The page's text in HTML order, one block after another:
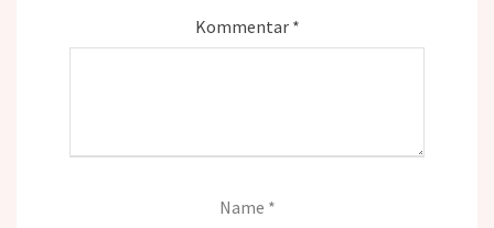
Kommentar *
Name *